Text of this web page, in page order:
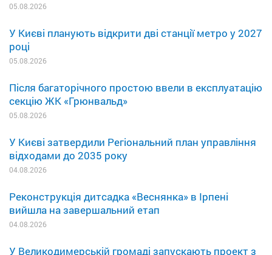
05.08.2026
У Києві планують відкрити дві станції метро у 2027
році
05.08.2026
Після багаторічного простою ввели в експлуатацію
секцію ЖК «Грюнвальд»
05.08.2026
У Києві затвердили Регіональний план управління
відходами до 2035 року
04.08.2026
Реконструкція дитсадка «Веснянка» в Ірпені
вийшла на завершальний етап
04.08.2026
У Великодимерській громаді запускають проект з